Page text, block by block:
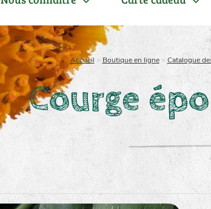
Accueil > Boutique en ligne> Catalogue
Courge